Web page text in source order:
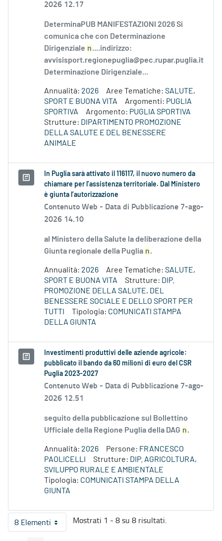
2026 12.17
DeterminaPUB MANIFESTAZIONI 2026 Si
comunica che con Determinazione
Dirigenziale n....indirizzo:
avvisisport.regionepuglia@pec.rupar.puglia.it
Determinazione Dirigenziale...
Annualità: 2026 Aree Tematiche: SALUTE,
SPORT E BUONA VITA
Argomenti: PUGLIA
SPORTIVA
Argomento: PUGLIA SPORTIVA
Strutture: DIPARTIMENTO PROMOZIONE
DELLA SALUTE E DEL BENESSERE
ANIMALE
In Puglia sarà attivato il 116117, il nuovo numero da
chiamare per l’assistenza territoriale. Dal Ministero
è giunta l’autorizzazione
Contenuto Web - Data di Pubblicazione 7-ago-
2026 14.10
al Ministero della Salute la deliberazione della
Giunta regionale della Puglia n.
Annualità: 2026 Aree Tematiche: SALUTE,
SPORT E BUONA VITA
Strutture: DIP.
PROMOZIONE DELLA SALUTE, DEL
BENESSERE SOCIALE E DELLO SPORT PER
TUTTI
Tipologia: COMUNICATI STAMPA
DELLA GIUNTA
Investimenti produttivi delle aziende agricole:
pubblicato il bando da 60 milioni di euro del CSR
Puglia 2023-2027
Contenuto Web - Data di Pubblicazione 7-ago-
2026 12.51
seguito della pubblicazione sul Bollettino
Ufficiale della Regione Puglia della DAG n.
Annualità: 2026 Persone: FRANCESCO
PAOLICELLI
Strutture: DIP. AGRICOLTURA,
SVILUPPO RURALE E AMBIENTALE
Tipologia: COMUNICATI STAMPA DELLA
GIUNTA
8 ElementiPer pagina
Mostrati 1 - 8 su 8 risultati.